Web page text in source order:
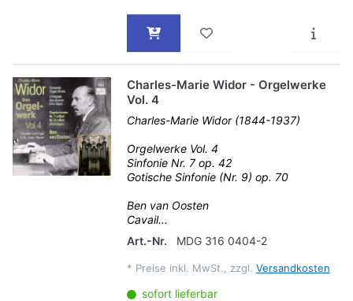
Charles-Marie Widor - Orgelwerke
Vol. 4
Charles-Marie Widor (1844-1937)
Orgelwerke Vol. 4
Sinfonie Nr. 7 op. 42
Gotische Sinfonie (Nr. 9) op. 70
Ben van Oosten
Cavail...
Art.-Nr.
MDG 316 0404-2
* Preise inkl. MwSt., zzgl. Versandkosten
sofort lieferbar